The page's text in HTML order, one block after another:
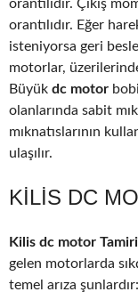
orantılıdır. Çıkış
orantılıdır. Eğer
isteniyorsa geri
motorlar,
Büyük dc motor
olanlarında sabit
mıknatıslarının
ulaşılır.
KILIS DC
Kilis dc motor Tamiri
gelen motorlarda
temel arıza